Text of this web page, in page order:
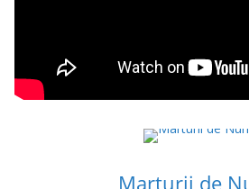
Marturii de